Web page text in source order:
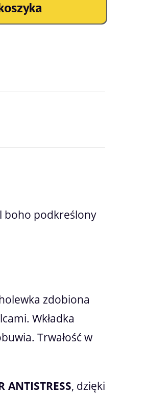
boho podkreślony
zdobiona
Wkładka
Trwałość w
ANTISTRESS, dzięki